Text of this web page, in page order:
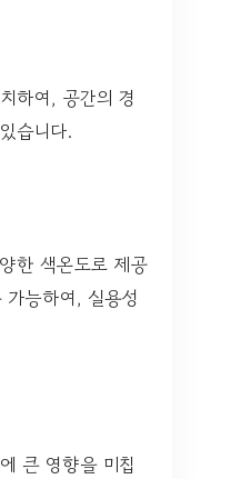
하여, 공간의 경
습니다.
한 색온도로 제공
능하여, 실용성
큰 영향을 미칩